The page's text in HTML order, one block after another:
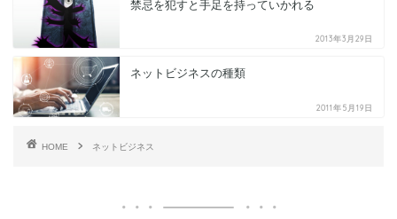
禁忌を犯すと手足を持っていかれる
2013年3月29日
ネットビジネスの種類
2011年5月19日
HOME ネットビジネス